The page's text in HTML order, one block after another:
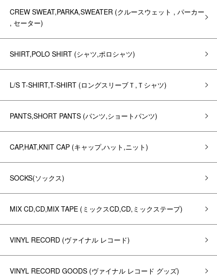
CREW SWEAT,PARKA,SWEATER (クルースウェット , パーカー
, セーター)
SHIRT,POLO SHIRT (シャツ,ポロシャツ)
L/S T-SHIRT,T-SHIRT (ロングスリーブＴ,Ｔシャツ)
PANTS,SHORT PANTS (パンツ,ショートパンツ)
CAP,HAT,KNIT CAP (キャップ,ハット,ニット)
SOCKS(ソックス)
MIX CD,CD,MIX TAPE (ミックスCD,CD,ミックステープ)
VINYL RECORD (ヴァイナル レコード)
VINYL RECORD GOODS (ヴァイナル レコード グッズ)